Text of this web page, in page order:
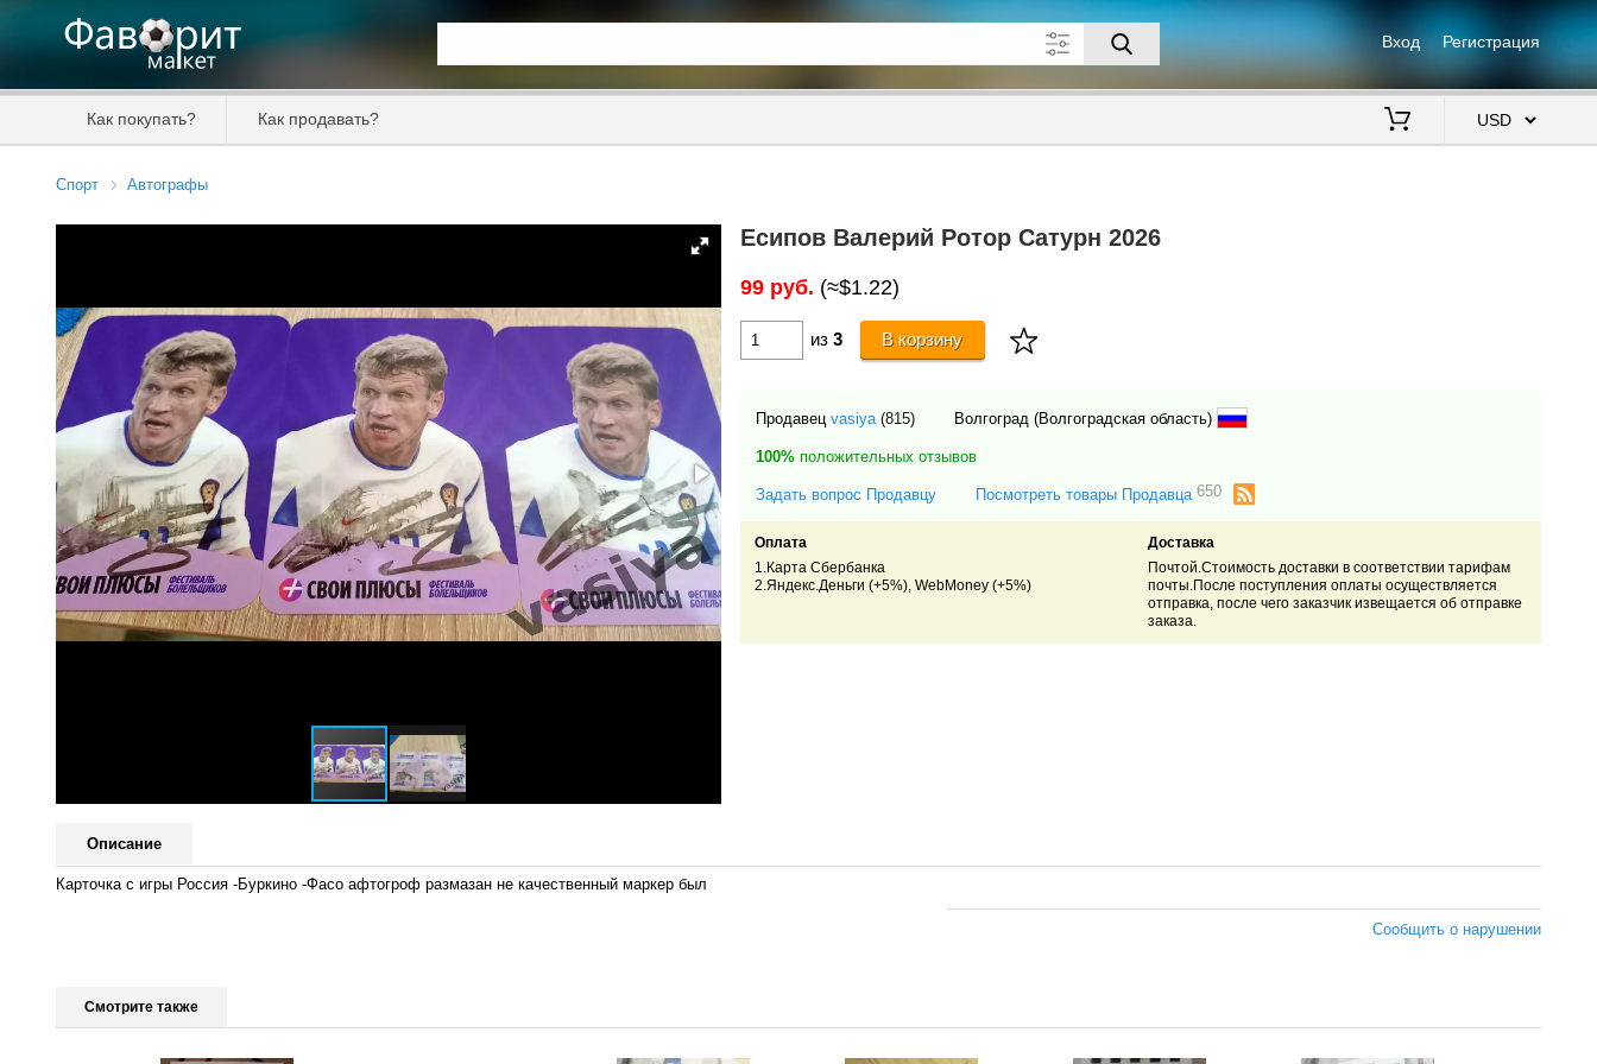
Вход Регистрация
Как покупать? Как продавать?
Спорт Автографы
Есипов Валерий Ротор Сатурн 2026
99 руб. (≈$1.22)
из3 В корзину
Продавец vasiya (815) Волгоград (Волгоградская область)
100% положительных отзывов
Задать вопрос Продавцу Посмотреть товары Продавца 650
Оплата
1.Карта Сбербанка
2.Яндекс.Деньги (+5%), WebMoney (+5%)
Доставка
Почтой.Стоимость доставки в соответствии тарифам
почты.После поступления оплаты осуществляется
отправка, после чего заказчик извещается об отправке
заказа.
Описание
Карточка с игры Россия -Буркино -Фасо афтогроф размазан не качественный маркер был
Сообщить о нарушении
Смотрите также